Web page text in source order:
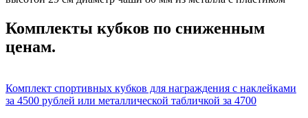
Комплекты кубков по сниженным
ценам.
Комплект спортивных кубков для награждения с наклейками
за 4500 рублей или металлической табличкой за 4700